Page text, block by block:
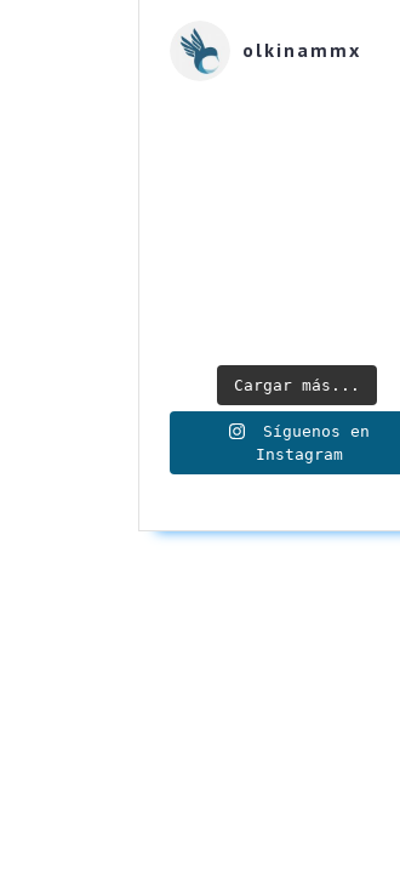
olkinammx
Cargar más...
Síguenos en
Instagram